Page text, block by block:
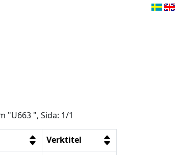
"U663 ", Sida: 1/1
Verktitel